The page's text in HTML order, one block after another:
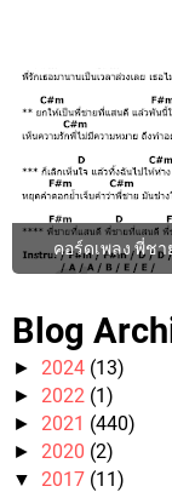
คอร์ดเพลง พี่ช
Blog
► 2024 (13)
► 2022 (1)
► 2021 (440)
► 2020 (2)
▼ 2017 (11)